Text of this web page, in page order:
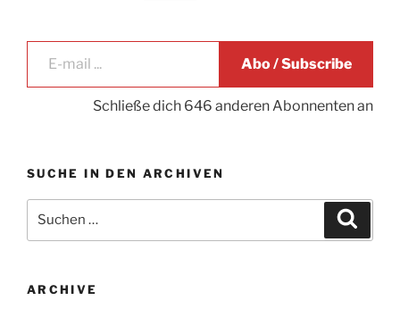
E-mail ...
Abo / Subscribe
Schließe dich 646 anderen Abonnenten an
SUCHE IN DEN ARCHIVEN
nach:
ARCHIVE